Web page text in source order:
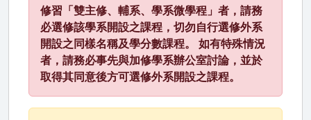
修習「雙主修、輔系、學系微學程」者，請務
必選修該學系開設之課程，切勿自行選修外系
開設之同樣名稱及學分數課程。 如有特殊情況
者，請務必事先與加修學系辦公室討論，並於
取得其同意後方可選修外系開設之課程。